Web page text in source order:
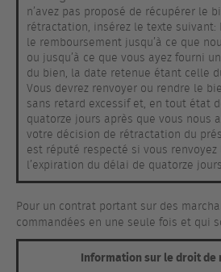
n’avez pas proposé de récupérer le
rétractation, insérez le texte suivant:
le remboursement jusqu’à ce que
ou jusqu’à ce que vous ayez fourni
du bien, la date retenue étant celle
Vous devrez renvoyer ou rendre le
sans retard excessif et, en tout état
quatorze jours après que vous nous
votre décision de rétractation du
est réputé respecté si vous
l’expiration du délai de quatorze
Pour un contrat portant sur des
commandées en une seule fois et qui
Information sur le droit